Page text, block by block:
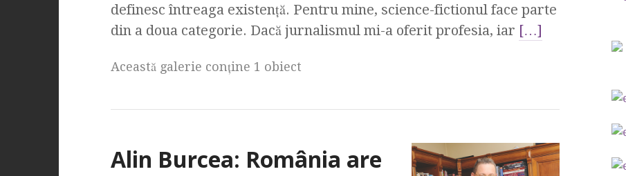
definesc întreaga existență. Pentru mine, science-fictionul face parte
din a doua categorie. Dacă jurnalismul mi-a oferit profesia, iar […]
Această galerie conţine 1 obiect
Alin Burcea: România are